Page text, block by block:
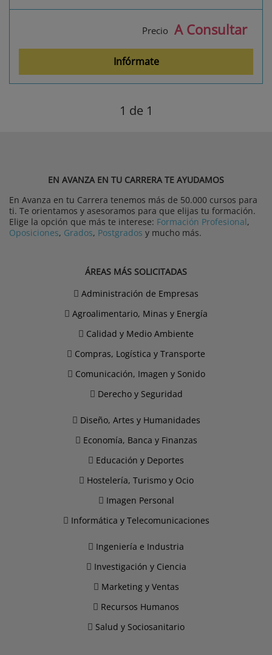
Precio A Consultar
Infórmate
1 de 1
EN AVANZA EN TU CARRERA TE AYUDAMOS
En Avanza en tu Carrera tenemos más de 50.000 cursos para
ti. Te orientamos y asesoramos para que elijas tu formación.
Elige la opción que más te interese: Formación Profesional,
Oposiciones, Grados, Postgrados y mucho más.
ÁREAS MÁS SOLICITADAS
Administración de Empresas
Agroalimentario, Minas y Energía
Calidad y Medio Ambiente
Compras, Logística y Transporte
Comunicación, Imagen y Sonido
Derecho y Seguridad
Diseño, Artes y Humanidades
Economía, Banca y Finanzas
Educación y Deportes
Hostelería, Turismo y Ocio
Imagen Personal
Informática y Telecomunicaciones
Ingeniería e Industria
Investigación y Ciencia
Marketing y Ventas
Recursos Humanos
Salud y Sociosanitario